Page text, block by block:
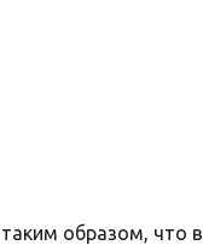
образом, что в